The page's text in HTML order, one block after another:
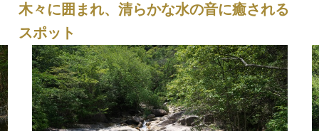
木々に囲まれ、清らかな水の音に癒される
スポット